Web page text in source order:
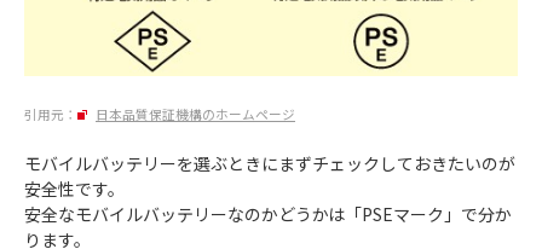
引用元： 日本品質保証機構のホームページ
モバイルバッテリーを選ぶときにまずチェックしておきたいのが
安全性です。
安全なモバイルバッテリーなのかどうかは「PSEマーク」で分か
ります。